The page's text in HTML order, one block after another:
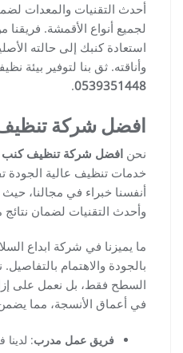
أحدث التقنيات والمعدات
لجميع أنواع الأقمشة. فريقنا
استعادة كنبك إلى حالته
وأناقته. ثق بنا لتوفير بيئة
0539351448
.
افضل شركة تنظيف
نحن افضل شركة تنظيف كنب
خدمات تنظيف عالية الجودة
أنفسنا خبراء في مجالنا،
وأحدث التقنيات لضمان
ما يميزنا في شركة ابداع
بالجودة والاهتمام
السطح فقط، بل نعمل على
في أعماق الأنسجة، مما
فريق عمل مدرب: